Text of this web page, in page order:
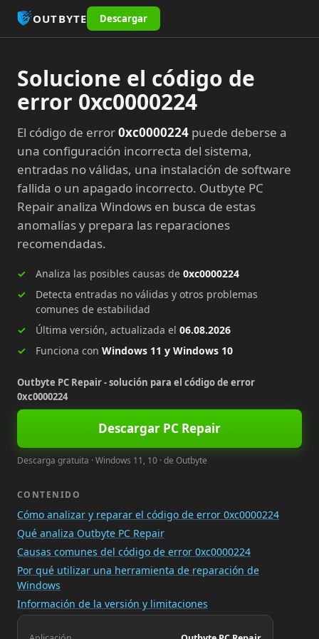
OUTBYTE Descargar
Solucione el código de
error 0xc0000224
El código de error0xc0000224 puede deberse a
una configuración incorrecta del sistema,
entradas no válidas, una instalación de software
fallida o un apagado incorrecto. Outbyte PC
Repair analiza Windows en busca de estas
anomalías y prepara las reparaciones
recomendadas.
Analiza las posibles causas de 0xc0000224
Detecta entradas no válidas y otros problemas
comunes de estabilidad
Última versión, actualizada el 06.08.2026
Funciona con Windows 11 y Windows 10
Outbyte PC Repair - solución para el código de error
0xc0000224
Descargar PC Repair
Descarga gratuita · Windows 11, 10 · de Outbyte
CONTENIDO
Cómo analizar y reparar el código de error 0xc0000224
Qué analiza Outbyte PC Repair
Causas comunes del código de error 0xc0000224
Por qué utilizar una herramienta de reparación de
Windows
Información de la versión y limitaciones